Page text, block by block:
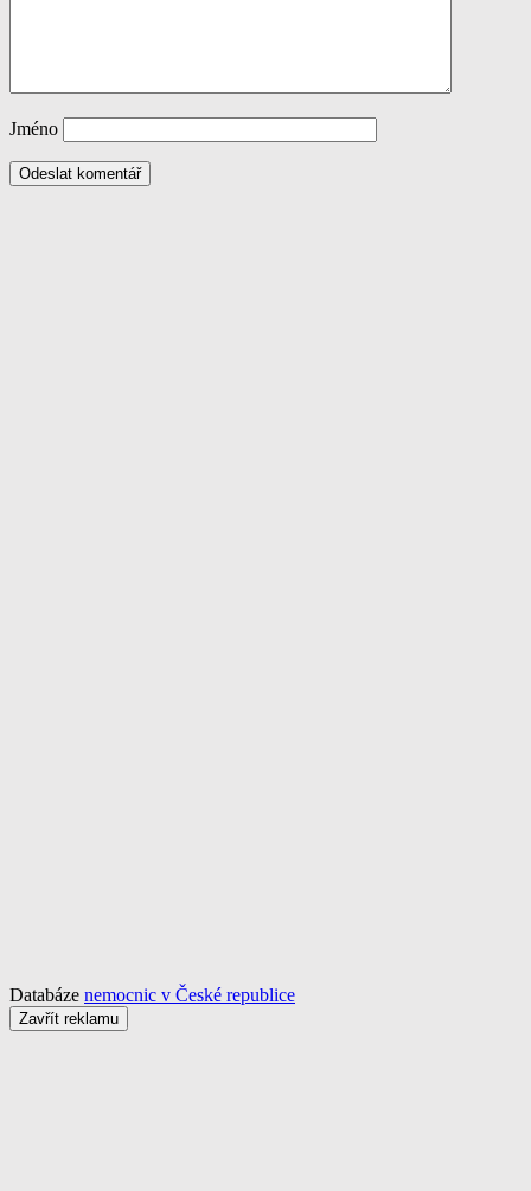
Jméno
Databáze nemocnic v České republice
Zavřít reklamu